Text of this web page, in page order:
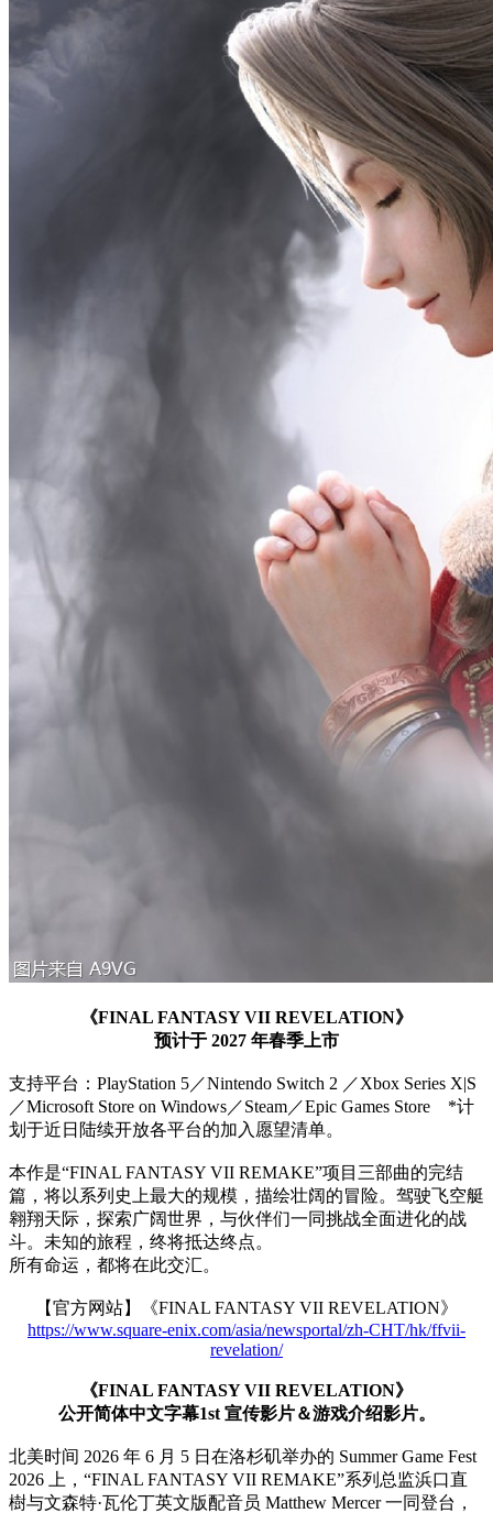
《FINAL FANTASY VII REVELATION》
预计于 2027 年春季上市
支持平台：PlayStation 5／Nintendo Switch 2 ／Xbox Series X|S
／Microsoft Store on Windows／Steam／Epic Games Store *计
划于近日陆续开放各平台的加入愿望清单。
本作是“FINAL FANTASY VII REMAKE”项目三部曲的完结
篇，将以系列史上最大的规模，描绘壮阔的冒险。驾驶飞空艇
翱翔天际，探索广阔世界，与伙伴们一同挑战全面进化的战
斗。未知的旅程，终将抵达终点。
所有命运，都将在此交汇。
【官方网站】《FINAL FANTASY VII REVELATION》
https://www.square-enix.com/asia/newsportal/zh-CHT/hk/ffvii-
revelation/
《FINAL FANTASY VII REVELATION》
公开简体中文字幕1st 宣传影片＆游戏介绍影片。
北美时间 2026 年 6 月 5 日在洛杉矶举办的 Summer Game Fest
2026 上，“FINAL FANTASY VII REMAKE”系列总监浜口直
樹与文森特·瓦伦丁英文版配音员 Matthew Mercer 一同登台，